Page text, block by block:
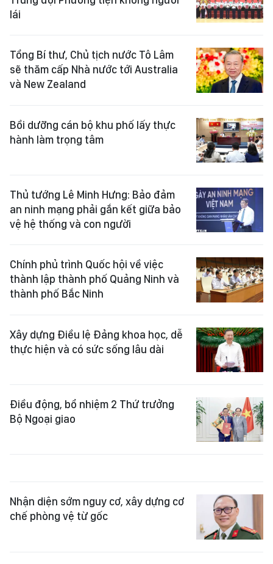
lái
Tổng Bí thư, Chủ tịch nước Tô Lâm
sẽ thăm cấp Nhà nước tới Australia
và New Zealand
Bồi dưỡng cán bộ khu phố lấy thực
hành làm trọng tâm
Thủ tướng Lê Minh Hưng: Bảo đảm
an ninh mạng phải gắn kết giữa bảo
vệ hệ thống và con người
Chính phủ trình Quốc hội về việc
thành lập thành phố Quảng Ninh và
thành phố Bắc Ninh
Xây dựng Điều lệ Đảng khoa học, dễ
thực hiện và có sức sống lâu dài
Điều động, bổ nhiệm 2 Thứ trưởng
Bộ Ngoại giao
Nhận diện sớm nguy cơ, xây dựng cơ
chế phòng vệ từ gốc